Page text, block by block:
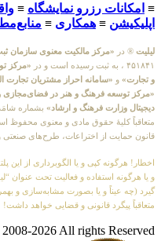
≡ امکانات رزرو نمایشگاه ≡
اپلیکیشن ≡ همکاری ≡
لیلیت ® در «مرکز مالکیت معنوی سازمان
۴۵۱۸۴۱ ، به ثبت رسیده است و در
«مرکز
و تجارت» و «سامانه احراز مشتریان تجارت
«مرکز توسعه فرهنگ و هنر در فضای‌مجازی
دیجیتال وزارت فرهنگ و ارشاد»
متعاقباً کلیهٔ حقوق مادی و معنوی محفوظ
قانون حمایت از اختراعات، طرح‌های صنعتی و
اخطار! هرگونه کپی و یا الگوبرداری از این
و یا هرگونه استفاده و فعالیت تحت عنوان
گیرد (چه عیناً و یا بصورت مشابه‌سازی و
متعاقباً پیگرد قانونی و قضایی خواهد داشت!
2026 All rights Reserved